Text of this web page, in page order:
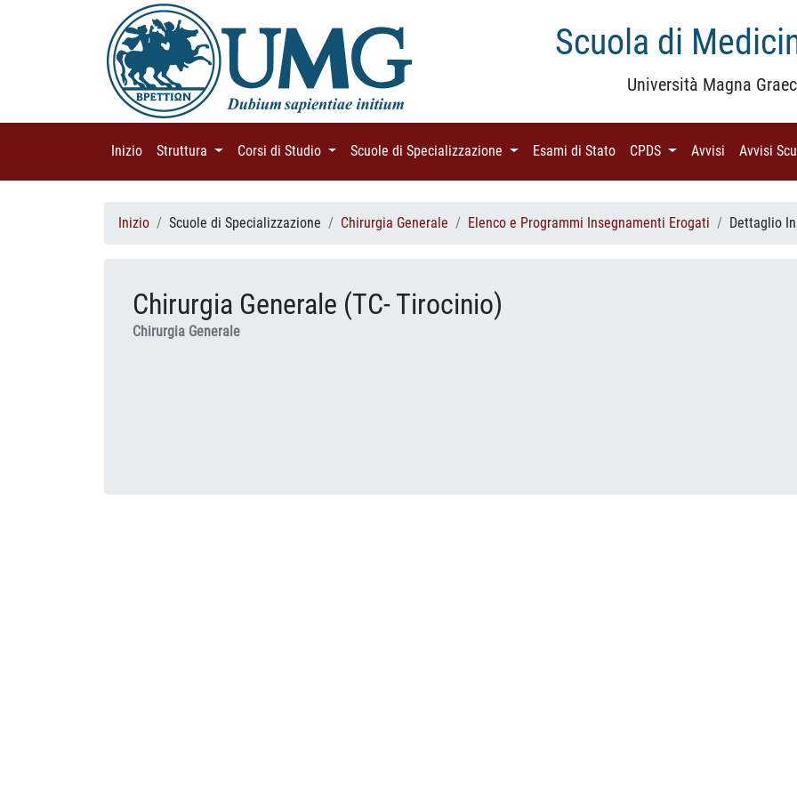
Scuola di
Università Magna
Inizio (current)
Struttura (current)Corsi di Studio (current)Scuole di Specializzazione (current)Esami di Stato (current)
CPDS (current)
Avvisi (current)
Avvisi
Inizio Scuole di Specializzazione Chirurgia Generale Elenco e Programmi Insegnamenti Erogati Dettaglio
Chirurgia Generale (TC- Tirocinio)
Chirurgia Generale